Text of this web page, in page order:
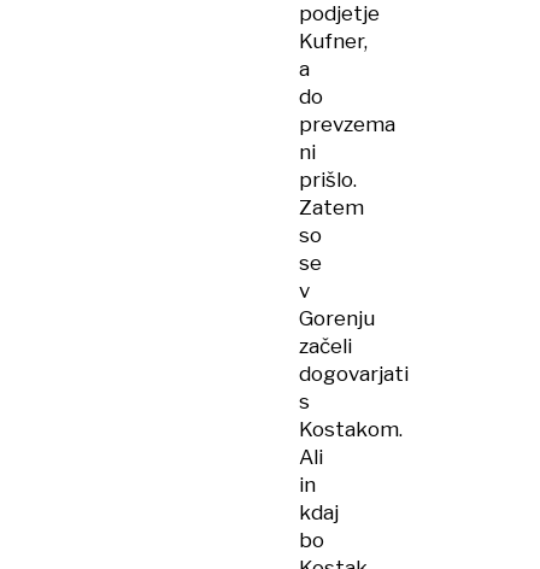
podjetje
Kufner,
a
do
prevzema
ni
prišlo.
Zatem
so
se
v
Gorenju
začeli
dogovarjati
s
Kostakom.
Ali
in
kdaj
bo